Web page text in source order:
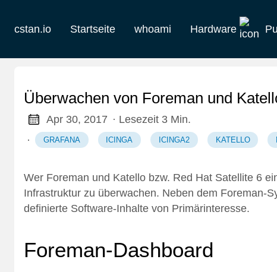
cstan.io Startseite whoami Hardware
Keebs
Retro
Überwachen von Foreman und
Apr 30, 2017 · Lesezeit 3 Min.
·
GRAFANA ICINGA ICINGA2 KATELLO
Wer Foreman und Katello bzw. Red Hat Satellite 6
Infrastruktur zu überwachen. Neben dem Foreman-
definierte Software-Inhalte von Primärinteresse.
Foreman-Dashboard